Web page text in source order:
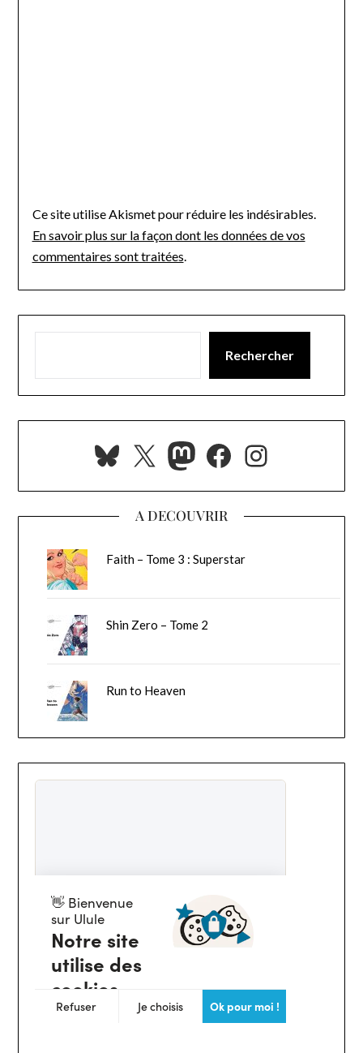
Ce site utilise Akismet pour réduire les indésirables.
En savoir plus sur la façon dont les données de vos
commentaires sont traitées.
Rechercher
Bluesky
X Mastodon
Facebook
A DECOUVRIR
Faith – Tome 3 : Superstar
Shin Zero – Tome 2
Run to Heaven